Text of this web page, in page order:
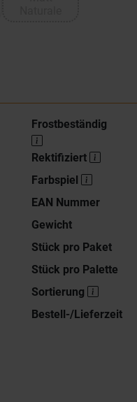
Frostbeständig
Rektifiziert
Farbspiel
EAN Nummer
Gewicht
Stück pro Paket
Stück pro Palette
Sortierung
Bestell-/Lieferzeit